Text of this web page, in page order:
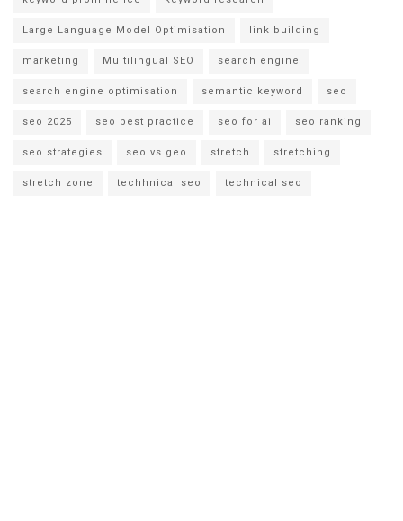
Large Language Model Optimisation link building
marketing Multilingual SEO search engine
search engine optimisation semantic keyword seo
seo 2025 seo best practice seo for ai seo ranking
seo strategies seo vs geo stretch stretching
stretch zone techhnical seo technical seo